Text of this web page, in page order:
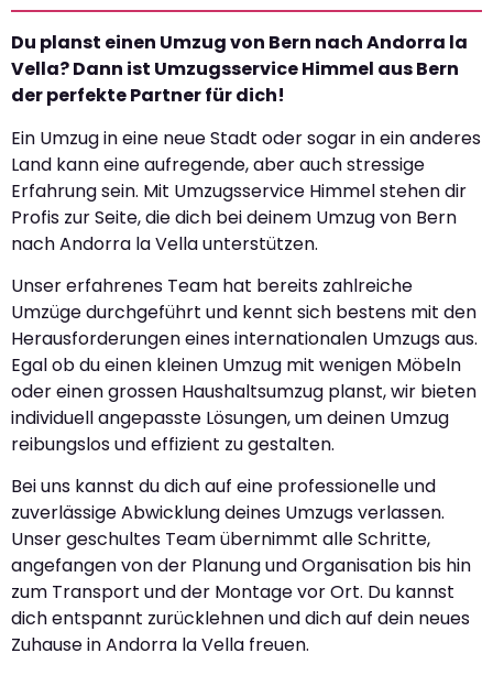
Du planst einen Umzug von Bern nach Andorra la
Vella? Dann ist Umzugsservice Himmel aus Bern
der perfekte Partner für dich!
Ein Umzug in eine neue Stadt oder sogar in ein anderes
Land kann eine aufregende, aber auch stressige
Erfahrung sein. Mit Umzugsservice Himmel stehen dir
Profis zur Seite, die dich bei deinem Umzug von Bern
nach Andorra la Vella unterstützen.
Unser erfahrenes Team hat bereits zahlreiche
Umzüge durchgeführt und kennt sich bestens mit den
Herausforderungen eines internationalen Umzugs aus.
Egal ob du einen kleinen Umzug mit wenigen Möbeln
oder einen grossen Haushaltsumzug planst, wir bieten
individuell angepasste Lösungen, um deinen Umzug
reibungslos und effizient zu gestalten.
Bei uns kannst du dich auf eine professionelle und
zuverlässige Abwicklung deines Umzugs verlassen.
Unser geschultes Team übernimmt alle Schritte,
angefangen von der Planung und Organisation bis hin
zum Transport und der Montage vor Ort. Du kannst
dich entspannt zurücklehnen und dich auf dein neues
Zuhause in Andorra la Vella freuen.